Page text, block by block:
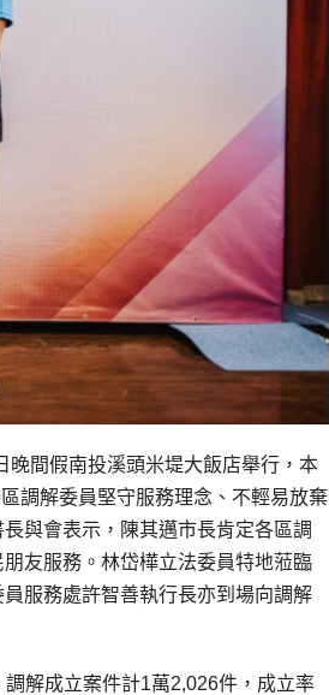
晚間假南投溪頭米堤大飯店舉行，本
調解委員堅守服務理念、不輕易放棄
與會表示，陳其邁市長肯定各區調
友服務。林岱樺立法委員特地蒞臨
服務處許智善執行長亦到場向調解
解成立案件計1萬2,026件，成立率